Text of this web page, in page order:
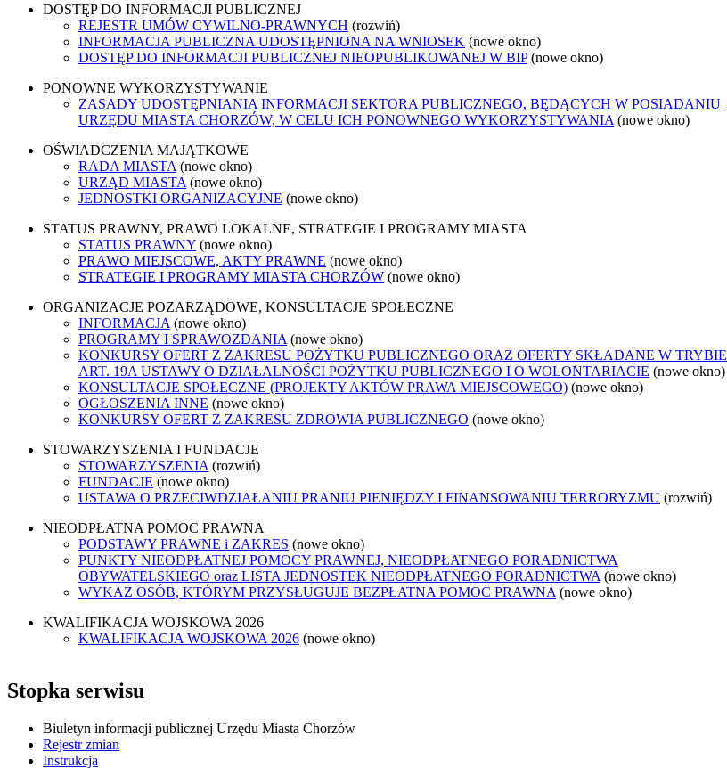
DOSTĘP DO INFORMACJI PUBLICZNEJ
REJESTR UMÓW CYWILNO-PRAWNYCH (rozwiń)
INFORMACJA PUBLICZNA UDOSTĘPNIONA NA WNIOSEK (nowe okno)
DOSTĘP DO INFORMACJI PUBLICZNEJ NIEOPUBLIKOWANEJ W BIP (nowe okno)
PONOWNE WYKORZYSTYWANIE
ZASADY UDOSTĘPNIANIA INFORMACJI SEKTORA PUBLICZNEGO, BĘDĄCYCH W POSIADANIU
URZĘDU MIASTA CHORZÓW, W CELU ICH PONOWNEGO WYKORZYSTYWANIA (nowe okno)
OŚWIADCZENIA MAJĄTKOWE
RADA MIASTA (nowe okno)
URZĄD MIASTA (nowe okno)
JEDNOSTKI ORGANIZACYJNE (nowe okno)
STATUS PRAWNY, PRAWO LOKALNE, STRATEGIE I PROGRAMY MIASTA
STATUS PRAWNY (nowe okno)
PRAWO MIEJSCOWE, AKTY PRAWNE (nowe okno)
STRATEGIE I PROGRAMY MIASTA CHORZÓW (nowe okno)
ORGANIZACJE POZARZĄDOWE, KONSULTACJE SPOŁECZNE
INFORMACJA (nowe okno)
PROGRAMY I SPRAWOZDANIA (nowe okno)
KONKURSY OFERT Z ZAKRESU POŻYTKU PUBLICZNEGO ORAZ OFERTY SKŁADANE W TRYBIE
ART. 19A USTAWY O DZIAŁALNOŚCI POŻYTKU PUBLICZNEGO I O WOLONTARIACIE (nowe okno)
KONSULTACJE SPOŁECZNE (PROJEKTY AKTÓW PRAWA MIEJSCOWEGO) (nowe okno)
OGŁOSZENIA INNE (nowe okno)
KONKURSY OFERT Z ZAKRESU ZDROWIA PUBLICZNEGO (nowe okno)
STOWARZYSZENIA I FUNDACJE
STOWARZYSZENIA (rozwiń)
FUNDACJE (nowe okno)
USTAWA O PRZECIWDZIAŁANIU PRANIU PIENIĘDZY I FINANSOWANIU TERRORYZMU (rozwiń)
NIEODPŁATNA POMOC PRAWNA
PODSTAWY PRAWNE i ZAKRES (nowe okno)
PUNKTY NIEODPŁATNEJ POMOCY PRAWNEJ, NIEODPŁATNEGO PORADNICTWA
OBYWATELSKIEGO oraz LISTA JEDNOSTEK NIEODPŁATNEGO PORADNICTWA (nowe okno)
WYKAZ OSÓB, KTÓRYM PRZYSŁUGUJE BEZPŁATNA POMOC PRAWNA (nowe okno)
KWALIFIKACJA WOJSKOWA 2026
KWALIFIKACJA WOJSKOWA 2026 (nowe okno)
Stopka serwisu
Biuletyn informacji publicznej Urzędu Miasta Chorzów
Rejestr zmian
Instrukcja